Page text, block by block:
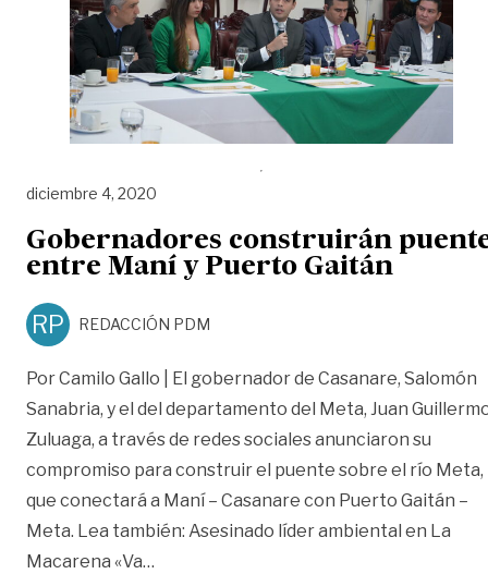
diciembre 4, 2020
Gobernadores construirán
entre Maní y Puerto Gaitán
RP REDACCIÓN PDM
Por Camilo Gallo | El gobernador de Casanare, Salomón
Sanabria, y el del departamento del Meta, Juan
Zuluaga, a través de redes sociales anunciaron su
compromiso para construir el puente sobre el río Meta,
que conectará a Maní – Casanare con Puerto Gaitán –
Meta. Lea también: Asesinado líder ambiental en La
Macarena «Va…